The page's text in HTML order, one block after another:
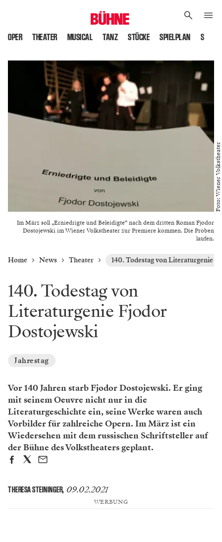
OPER THEATER MUSICAL TANZ STÜCKE SPIELPLAN
Im März soll „Erniedrigte und Beleidigte“ nach dem dritten Roman Fjodor
Dostojewski im Wiener Volkstheater zur Premiere kommen. Die Proben
laufen.
Foto: Wiener Volkstheater
Home News Theater 140. Todestag von Literaturgenie
140. Todestag von
Literaturgenie Fjodor
Dostojewski
Jahrestag
Vor 140 Jahren starb Fjodor Dostojewski. Er ging
mit seinem Oeuvre nicht nur in die
Literaturgeschichte ein, seine Werke waren auch
Vorbilder für zahlreiche Opern. Im März ist ein
Wiedersehen mit dem russischen Schriftsteller auf
der Bühne des Volkstheaters geplant.
THERESA STEININGER, 09.02.2021
WERBUNG